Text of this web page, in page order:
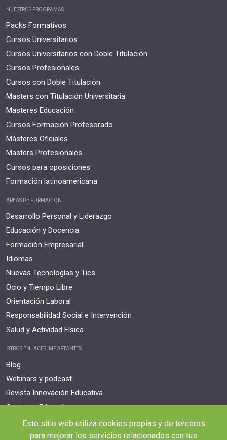
NUESTROS PROGRAMAS
Packs Formativos
Cursos Universitarios
Cursos Universitarios con Doble Titulación
Cursos Profesionales
Cursos con Doble Titulación
Masters con Titulación Universitaria
Masteres Educación
Cursos Formación Profesorado
Másteres Oficiales
Masters Profesionales
Cursos para oposiciones
Formación latinoamericana
ÁREAS DE FORMACIÓN
Desarrollo Personal y Liderazgo
Educación y Docencia
Formación Empresarial
Idiomas
Nuevas Tecnologías y Tics
Ocio y Tiempo Libre
Orientación Laboral
Responsabilidad Social e Intervención
Salud y Actividad Física
OTROS ENLACES IMPORTANTES
Blog
Webinars y podcast
Revista Innovación Educativa
Contexto Educativo
Desistir contrato aquí
Tienes 14 días desde tu matriculación para cancelar sin coste y recibir el
Este sitio web utiliza cookies propias y de terceros
para mejorar los servicios relacionados con tus